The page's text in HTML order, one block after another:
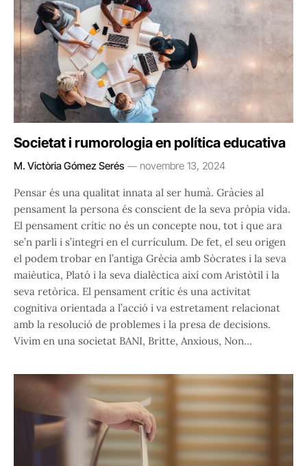
Societat i rumorologia en política educativa
M. Victòria Gómez Serés novembre 13, 2024
Pensar és una qualitat innata al ser humà. Gràcies al
pensament la persona és conscient de la seva pròpia vida.
El pensament crític no és un concepte nou, tot i que ara
se’n parli i s’integri en el currículum. De fet, el seu origen
el podem trobar en l’antiga Grècia amb Sòcrates i la seva
maièutica, Plató i la seva dialèctica així com Aristòtil i la
seva retòrica. El pensament crític és una activitat
cognitiva orientada a l’acció i va estretament relacionat
amb la resolució de problemes i la presa de decisions.
Vivim en una societat BANI, Britte, Anxious, Non…